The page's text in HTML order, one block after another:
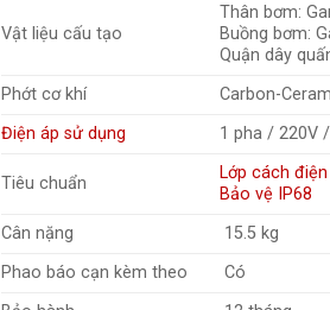
Vật liệu cấu tạo
Thân bơm:
Buồng bơm:
Quận dây
Phớt cơ khí
Carbon-
Điện áp sử dụng
1 pha / 220V
Tiêu chuẩn
Lớp cách điện
Bảo vệ IP68
Cân nặng
15.5 kg
Phao báo cạn kèm theo
Có